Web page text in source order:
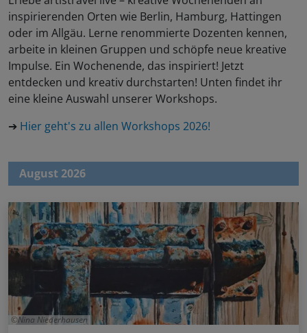
inspirierenden Orten wie Berlin, Hamburg, Hattingen
oder im Allgäu. Lerne renommierte Dozenten kennen,
arbeite in kleinen Gruppen und schöpfe neue kreative
Impulse. Ein Wochenende, das inspiriert! Jetzt
entdecken und kreativ durchstarten! Unten findet ihr
eine kleine Auswahl unserer Workshops.
➔ Hier geht's zu allen Workshops 2026!
August 2026
Nina Niederhausen